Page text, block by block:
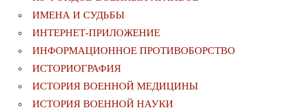
ИМЕНА И СУДЬБЫ
ИНТЕРНЕТ-ПРИЛОЖЕНИЕ
ИНФОРМАЦИОННОЕ ПРОТИВОБОРСТВО
ИСТОРИОГРАФИЯ
ИСТОРИЯ ВОЕННОЙ МЕДИЦИНЫ
ИСТОРИЯ ВОЕННОЙ НАУКИ